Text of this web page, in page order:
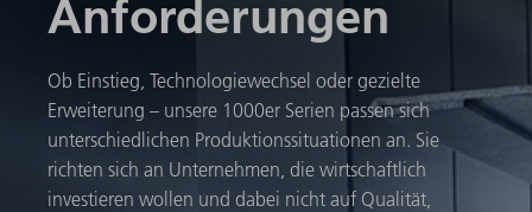
Anforderungen
Ob Einstieg, Technologiewechsel oder gezielte
Erweiterung – unsere 1000er Serien passen sich
unterschiedlichen Produktionssituationen an. Sie
richten sich an Unternehmen, die wirtschaftlich
investieren wollen und dabei nicht auf Qualität,